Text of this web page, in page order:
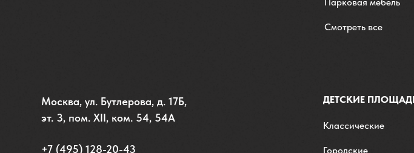
Смотреть все
ДЕТСКИЕ
Классические
Городские
+7 (495) 128-20-43
Москва, ул. Бутлерова, д. 17Б,
эт. 3, пом. XII, ком. 54, 54А